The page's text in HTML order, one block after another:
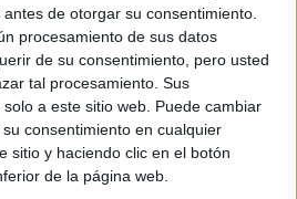
de otorgar su consentimiento.
procesamiento de sus datos
de su consentimiento, pero usted
tal procesamiento. Sus
a este sitio web. Puede cambiar
consentimiento en cualquier
sitio y haciendo clic en el botón
de la página web.